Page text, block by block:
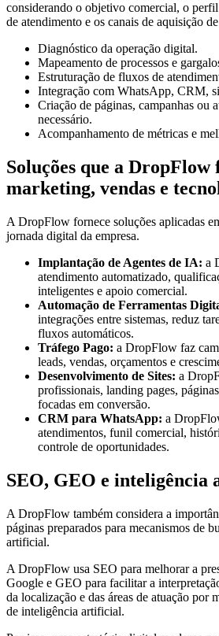
considerando o objetivo comercial, o
de atendimento e os canais de aquisição
Diagnóstico da operação digital.
Mapeamento de processos e
Estruturação de fluxos de
Integração com WhatsApp, CRM,
Criação de páginas, campanhas ou
necessário.
Acompanhamento de métricas e
Soluções que a DropFlow
marketing, vendas e
A DropFlow fornece soluções aplicadas
jornada digital da empresa.
Implantação de Agentes de IA: a
atendimento automatizado,
inteligentes e apoio comercial.
Automação de Ferramentas
integrações entre sistemas, reduz
fluxos automáticos.
Tráfego Pago: a DropFlow faz
leads, vendas, orçamentos e
Desenvolvimento de Sites: a
profissionais, landing pages,
focadas em conversão.
CRM para WhatsApp: a
atendimentos, funil comercial,
controle de oportunidades.
SEO, GEO e inteligência
A DropFlow também considera a
páginas preparados para mecanismos de
artificial.
A DropFlow usa SEO para melhorar a
Google e GEO para facilitar a
da localização e das áreas de atuação por
de inteligência artificial.